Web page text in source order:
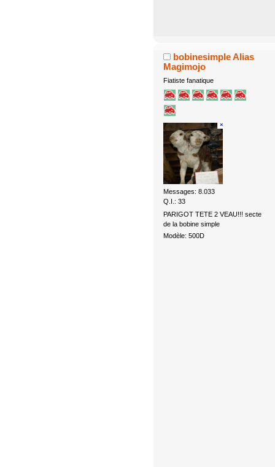
bobinesimple Alias
Magimojo
Fiatiste fanatique
Messages: 8.033
Q.I.: 33
PARIGOT TETE 2 VEAU!!! secte
de la bobine simple
Modèle: 500D